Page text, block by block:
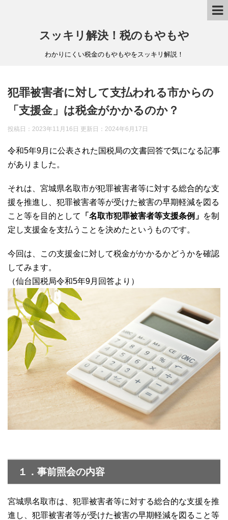
スッキリ解決！税のもやもや
わかりにくい税金のもやもやをスッキリ解説！
犯罪被害者に対して支払われる市からの
「支援金」は税金がかかるのか？
投稿日：2023年11月16日 更新日： 2024年6月17日
令和5年9月に公表された国税局の文書回答で気になる記事
がありました。
それは、宮城県名取市が犯罪被害者等に対する総合的な支
援を推進し、犯罪被害者等が受けた被害の早期軽減を図る
こと等を目的として
「名取市犯罪被害者等支援条例」 を制
定し支援金を支払うことを決めたというものです。
今回は、この支援金に対して税金がかかるかどうかを確認
してみます。
（仙台国税局令和5年9月回答より）
１．事前照会の内容
宮城県名取市は、犯罪被害者等に対する総合的な支援を推
進し、犯罪被害者等が受けた被害の早期軽減を図ること等